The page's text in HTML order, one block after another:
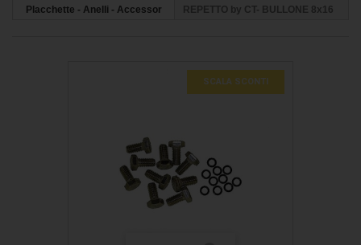
Placchette - Anelli - Accessor
REPETTO by CT- BULLONE 8x16
SCALA SCONTI